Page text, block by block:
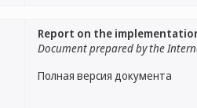
Report on the
Document prepared by the
Полная версия документа